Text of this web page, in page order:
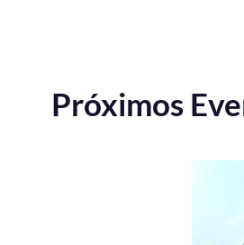
Próximos